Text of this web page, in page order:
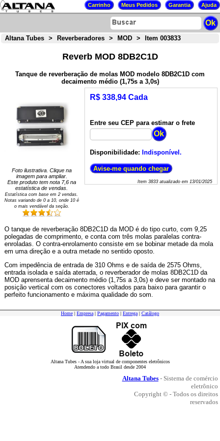
Altana Tubes > Reverberadores > MOD > Item 003833
Reverb MOD 8DB2C1D
Tanque de reverberação de molas MOD modelo 8DB2C1D com
decaimento médio (1,75s a 3,0s)
Foto ilustrativa. Clique na
imagem para ampliar.
Este produto tem nota 7,6na
estatística de vendas.
Estatística com base em 2 vendas.
Notas variando de 0a 10, onde 10 é
o mais vendável da seção.
R$ 338,94 Cada
Entre seu CEP para estimar o frete
Disponibilidade: Indisponível.
Item 3833atualizado em 13/01/2025
O tanque de reverberação 8DB2C1D da MOD é do tipo curto, com 9,25
polegadas de comprimento, e conta com três molas paralelas contra-
enroladas. O contra-enrolamento consiste em se bobinar metade da mola
em uma direção e a outra metade no sentido oposto.
Com impedência de entrada de 310 Ohms e de saída de 2575 Ohms,
entrada isolada e saída aterrada, o reverberador de molas 8DB2C1D da
MOD aprensenta decaimento médio (1,75s a 3,0s) e deve ser montado na
posição vertical com os conectores voltados para baixo para garantir o
perfeito funcionamento e máxima qualidade do som.
Home | Empresa | Pagamento | Entrega | Catálogo
Altana Tubes - A sua loja virtual de componentes eletrônicos
Atendendo a todo Brasil desde 2004
Altana Tubes- Sistema de comércio
eletrônico
Copyright © - Todos os direitos
reservados